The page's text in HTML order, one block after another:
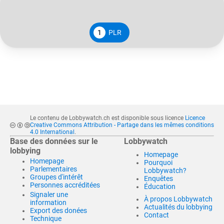
1 PLR
Le contenu de Lobbywatch.ch est disponible sous licence Licence
Creative Commons Attribution - Partage dans les mêmes conditions
4.0 International .
Base des données sur le
lobbying
Homepage
Parlementaires
Groupes d'intérêt
Personnes accréditées
Signaler une
information
Export des donées
Technique
Lobbywatch
Homepage
Pourquoi
Lobbywatch?
Enquêtes
Éducation
À propos Lobbywatch
Actualités du lobbying
Contact